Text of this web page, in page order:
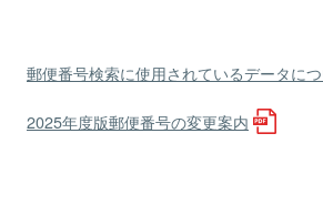
郵便番号検索に使用されているデータに
2025年度版郵便番号の変更案内